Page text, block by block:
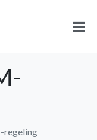
regeling